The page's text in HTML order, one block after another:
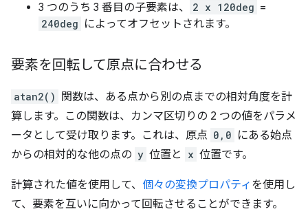
3 つのうち 3 番目の子要素は、
2 x 120deg =
240deg によってオフセットされます。
要素を回転して原点に合わせる
atan2()
関数は、ある点から別の点までの相対角度を計
算します。この関数は、カンマ区切りの 2 つの値をパラメ
ータとして受け取ります。これは、原点 0,0 にある始点
からの相対的な他の点の y 位置と x 位置です。
計算された値を使用して、 個々の変換プロパティ を使用し
て、要素を互いに向かって回転させることができます。